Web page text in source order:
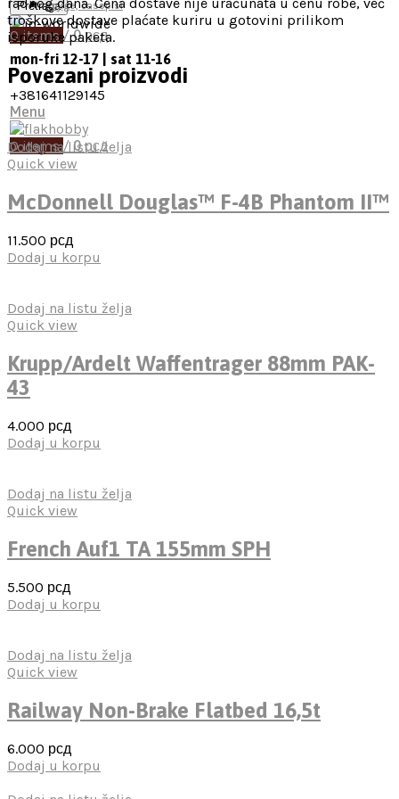
Pretraga
mon-fri 12-17 | sat 11-16
+381641129145
Menu
0items/ 0рсд
Knjige, časopisi
0items/ 0рсд
troškove dostave plaćate kuriru u gotovini prilikom
isporuke paketa.
Povezani proizvodi
Dodaj na listu želja
Quick view
McDonnell Douglas™ F-4B Phantom II™
11.500 рсд
Dodaj u korpu
Dodaj na listu želja
Quick view
Krupp/Ardelt Waffentrager 88mm PAK-
43
4.000 рсд
Dodaj u korpu
Dodaj na listu želja
Quick view
French Auf1 TA 155mm SPH
5.500 рсд
Dodaj u korpu
Dodaj na listu želja
Quick view
Railway Non-Brake Flatbed 16,5t
6.000 рсд
Dodaj u korpu